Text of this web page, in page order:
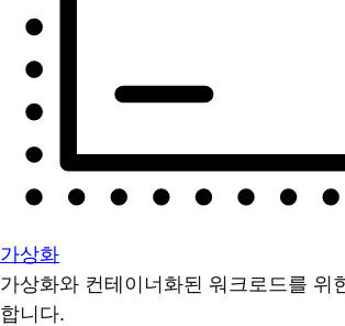
가상화
가상화와 컨테이너화된 워크로드를 위
합니다.